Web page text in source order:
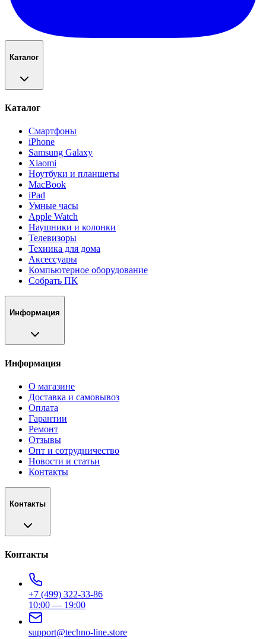
Каталог
Каталог
Смартфоны
iPhone
Samsung Galaxy
Xiaomi
Ноутбуки и планшеты
MacBook
iPad
Умные часы
Apple Watch
Наушники и колонки
Телевизоры
Техника для дома
Аксессуары
Компьютерное оборудование
Собрать ПК
Информация
Информация
О магазине
Доставка и самовывоз
Оплата
Гарантии
Ремонт
Отзывы
Опт и сотрудничество
Новости и статьи
Контакты
Контакты
Контакты
+7 (499) 322-33-86
10:00 — 19:00
support@techno-line.store